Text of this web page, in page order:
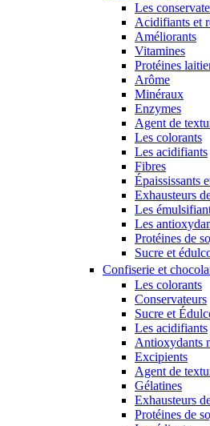
Les
Acidifiants et
Améliorants
Vitamines
Protéines
Arôme
Minéraux
Enzymes
Agent de
Les colorants
Les acidifiants
Fibres
Épaississants
Exhausteurs
Les
Les
Protéines de
Sucre et
Confiserie et
Les colorants
Conservateurs
Sucre et
Les acidifiants
Antioxydants
Excipients
Agent de
Gélatines
Exhausteurs
Protéines de